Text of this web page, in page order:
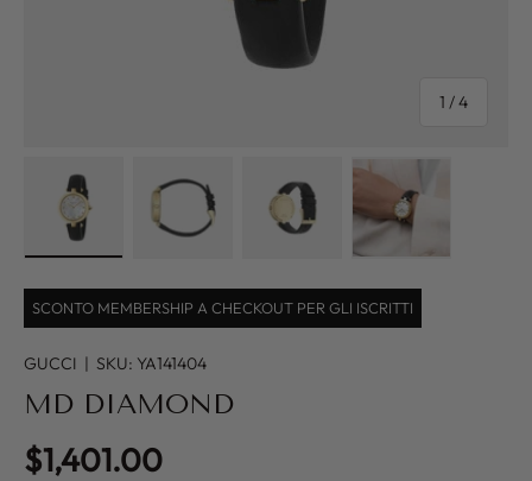
1 /of
4
SCONTO MEMBERSHIP A CHECKOUT PER GLI ISCRITTI
GUCCI | SKU: YA141404
MD DIAMOND
Regular price
$1,401.00